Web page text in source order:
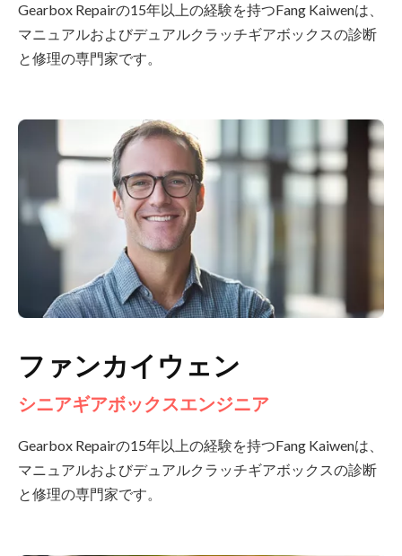
Gearbox Repairの15年以上の経験を持つFang Kaiwenは、
マニュアルおよびデュアルクラッチギアボックスの診断
と修理の専門家です。
ファンカイウェン
シニアギアボックスエンジニア
Gearbox Repairの15年以上の経験を持つFang Kaiwenは、
マニュアルおよびデュアルクラッチギアボックスの診断
と修理の専門家です。